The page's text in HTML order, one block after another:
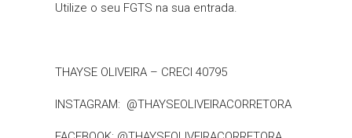
Utilize o seu FGTS na sua entrada.
THAYSE OLIVEIRA – CRECI 40795
INSTAGRAM: @THAYSEOLIVEIRACORRETORA